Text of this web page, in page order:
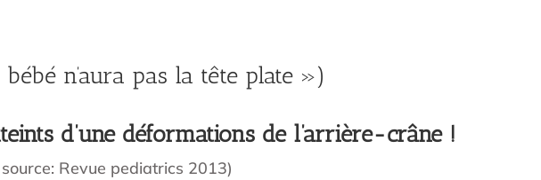
n’aura pas la tête plate »)
d’une déformations de l’arrière-crâne !
Revue pediatrics 2013)